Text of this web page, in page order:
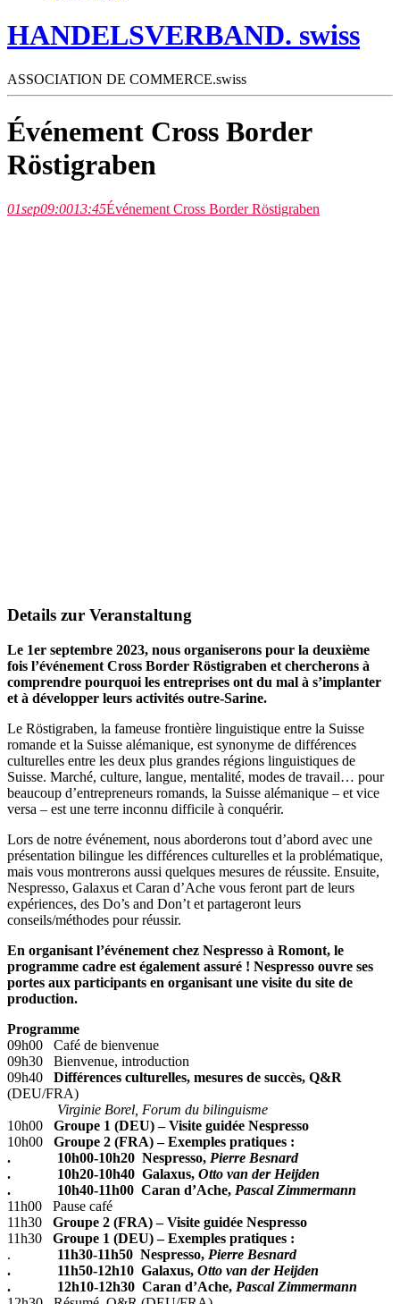
HANDELSVERBAND. swiss
ASSOCIATION DE COMMERCE.swiss
Événement Cross Border
Röstigraben
01sep09:0013:45Événement Cross Border Röstigraben
Details zur Veranstaltung
Le 1er septembre 2023, nous organiserons pour la deuxième
fois l’événement Cross Border Röstigraben et chercherons à
comprendre pourquoi les entreprises ont du mal à s’implanter
et à développer leurs activités outre-Sarine.
Le Röstigraben, la fameuse frontière linguistique entre la Suisse
romande et la Suisse alémanique, est synonyme de différences
culturelles entre les deux plus grandes régions linguistiques de
Suisse. Marché, culture, langue, mentalité, modes de travail… pour
beaucoup d’entrepreneurs romands, la Suisse alémanique – et vice
versa – est une terre inconnu difficile à conquérir.
Lors de notre événement, nous aborderons tout d’abord avec une
présentation bilingue les différences culturelles et la problématique,
mais vous montrerons aussi quelques mesures de réussite. Ensuite,
Nespresso, Galaxus et Caran d’Ache vous feront part de leurs
expériences, des Do’s and Don’t et partageront leurs
conseils/méthodes pour réussir.
En organisant l’événement chez Nespresso à Romont, le
programme cadre est également assuré ! Nespresso ouvre ses
portes aux participants en organisant une visite du site de
production.
Programme
09h00 Café de bienvenue
09h30 Bienvenue, introduction
09h40 Différences culturelles, mesures de succès, Q&R
(DEU/FRA)
Virginie Borel, Forum du bilinguisme
10h00 Groupe 1 (DEU) – Visite guidée Nespresso
10h00 Groupe 2 (FRA) – Exemples pratiques :
. 10h00-10h20 Nespresso, Pierre Besnard
. 10h20-10h40 Galaxus, Otto van der Heijden
. 10h40-11h00 Caran d’Ache, Pascal Zimmermann
11h00 Pause café
11h30 Groupe 2 (FRA) – Visite guidée Nespresso
11h30 Groupe 1 (DEU) – Exemples pratiques :
. 11h30-11h50 Nespresso, Pierre Besnard
. 11h50-12h10 Galaxus, Otto van der Heijden
. 12h10-12h30 Caran d’Ache, Pascal Zimmermann